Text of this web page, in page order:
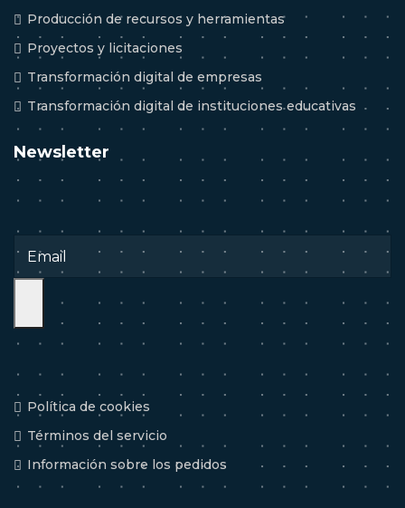
Producción de recursos y herramientas
Proyectos y licitaciones
Transformación digital de empresas
Transformación digital de instituciones educativas
Newsletter
Política de cookies
Términos del servicio
Información sobre los pedidos